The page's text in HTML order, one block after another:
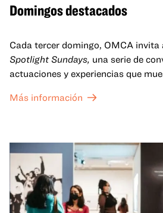
Domingos destacados
Cada tercer domingo, OMCA invita
Spotlight Sundays, una serie de
actuaciones y experiencias que
Más información